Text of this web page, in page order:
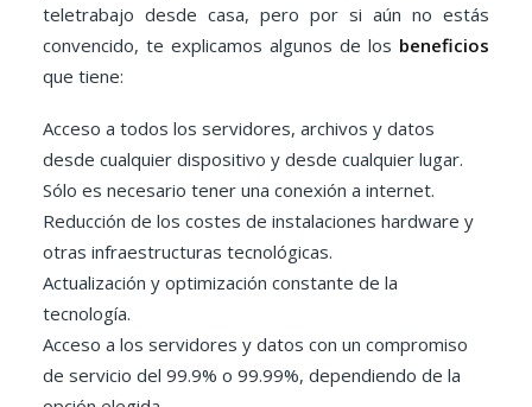
teletrabajo desde casa, pero por si aún no estás
convencido, te explicamos algunos de los beneficios
que tiene:
Acceso a todos los servidores, archivos y datos
desde cualquier dispositivo y desde cualquier lugar.
Sólo es necesario tener una conexión a internet.
Reducción de los costes de instalaciones hardware y
otras infraestructuras tecnológicas.
Actualización y optimización constante de la
tecnología.
Acceso a los servidores y datos con un compromiso
de servicio del 99.9% o 99.99%, dependiendo de la